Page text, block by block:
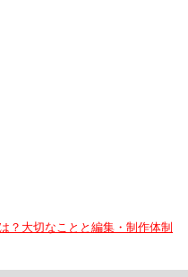
？大切なことと編集・制作体制